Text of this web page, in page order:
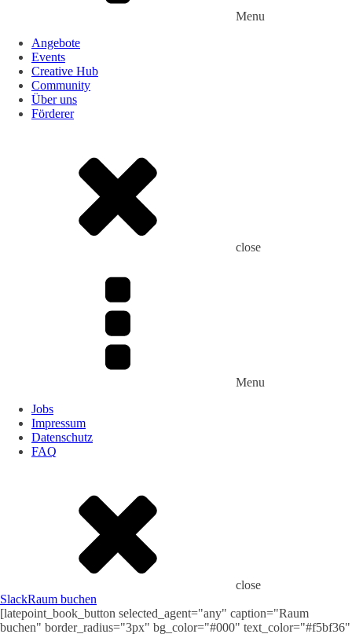
Menu
Angebote
Events
Creative Hub
Community
Über uns
Förderer
close
Menu
Jobs
Impressum
Datenschutz
FAQ
close
SlackRaum buchen
[latepoint_book_button selected_agent="any" caption="Raum
buchen" border_radius="3px" bg_color="#000" text_color="#f5bf36"